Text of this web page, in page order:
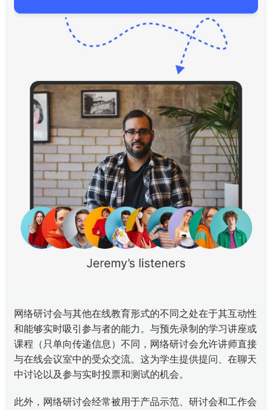
网络研讨会与其他在线教育形式的不同之处在于其互动性
和能够实时吸引参与者的能力。与预先录制的学习讲座或
课程（只单向传递信息）不同，网络研讨会允许讲师直接
与在线会议室中的受众交流。这为学生提供提问、在聊天
中讨论以及参与实时投票和测试的机会。
此外，网络研讨会经常被用于产品示范、研讨会和工作会